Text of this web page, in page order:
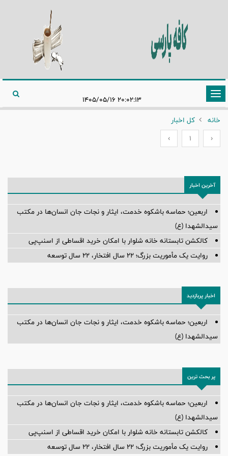
تغییر
وضعیت
ناوبری
خانه
کل اخبار
‹
1
›
آخرین اخبار
اربعین؛ حماسه باشکوه خدمت، ایثار و نجات جان انسان‌ها در مکتب
سیدالشهدا (ع)
کالکشن تابستانه خانه شلوار با امکان خرید اقساطی از اسنپ‌پی
روایت یک مأموریت بزرگ؛ ۲۲ سال افتخار، ۲۲ سال توسعه
اخبار پربازدید
اربعین؛ حماسه باشکوه خدمت، ایثار و نجات جان انسان‌ها در مکتب
سیدالشهدا (ع)
پر بحث ترین
اربعین؛ حماسه باشکوه خدمت، ایثار و نجات جان انسان‌ها در مکتب
سیدالشهدا (ع)
کالکشن تابستانه خانه شلوار با امکان خرید اقساطی از اسنپ‌پی
روایت یک مأموریت بزرگ؛ ۲۲ سال افتخار، ۲۲ سال توسعه